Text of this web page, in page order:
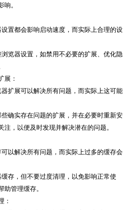
。
置都会影响启动速度，而实际上合理的设
览器设置，如禁用不必要的扩展、优化隐
展：
扩展可以解决所有问题，而实际上这可能
确实存在问题的扩展，并在必要时重新安
，以便及时发现并解决潜在的问题。
以解决所有问题，而实际上过多的缓存会
存，但不要过度清理，以免影响正常使
管理缓存。
：